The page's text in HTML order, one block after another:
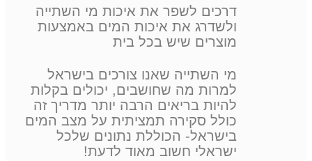
דרכים לשפר את איכות מי השתייה
ולשדרג את איכות המים באמצעות
מוצרים שיש בכל בית
מי השתייה שאנו צורכים בישראל
למרות מה שחושבים, יכולים בקלות
להיות בריאים הרבה יותר מדריך זה
כולל סקירה תמציתית על מצב המים
בישראל- הכוללת נתונים שלכל
ישראלי חשוב מאוד לדעת!